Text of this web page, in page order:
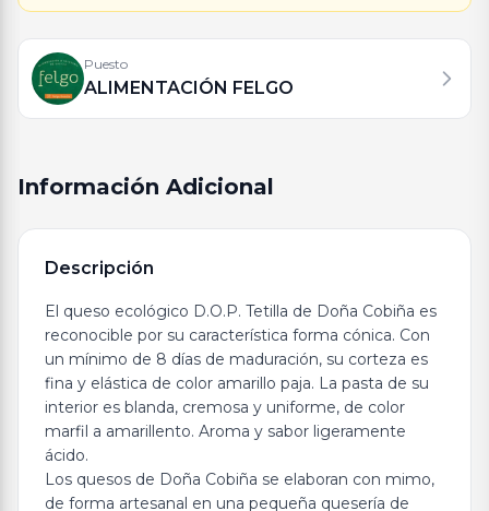
Puesto
ALIMENTACIÓN FELGO
Información Adicional
Descripción
El queso ecológico D.O.P. Tetilla de Doña Cobiña es
reconocible por su característica forma cónica. Con
un mínimo de 8 días de maduración, su corteza es
fina y elástica de color amarillo paja. La pasta de su
interior es blanda, cremosa y uniforme, de color
marfil a amarillento. Aroma y sabor ligeramente
ácido.
Los quesos de Doña Cobiña se elaboran con mimo,
de forma artesanal en una pequeña quesería de